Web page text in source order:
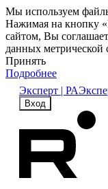
Мы используем
Нажимая на кнопку
сайтом, Вы
данных
Принять
Подробнее
Эксперт | РА
Вход